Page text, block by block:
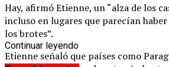
Hay, afirmó Etienne, un “alza de los
incluso en lugares que parecían
los brotes”.
Etienne señaló que países como
Continuar leyendo